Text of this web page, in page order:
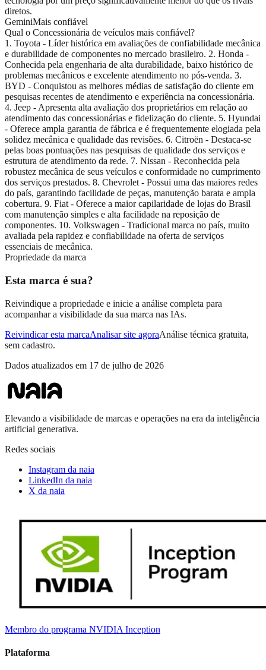
diretos.
GeminiMais confiável
Qual o Concessionária de veículos mais confiável?
1. Toyota - Líder histórica em avaliações de confiabilidade mecânica
e durabilidade de componentes no mercado brasileiro. 2. Honda -
Conhecida pela engenharia de alta durabilidade, baixo histórico de
problemas mecânicos e excelente atendimento no pós-venda. 3.
BYD - Conquistou as melhores médias de satisfação do cliente em
pesquisas recentes de atendimento e experiência na concessionária.
4. Jeep - Apresenta alta avaliação dos proprietários em relação ao
atendimento das concessionárias e fidelização do cliente. 5. Hyundai
- Oferece ampla garantia de fábrica e é frequentemente elogiada pela
solidez mecânica e qualidade das revisões. 6. Citroën - Destaca-se
pelas boas pontuações nas pesquisas de qualidade dos serviços e
estrutura de atendimento da rede. 7. Nissan - Reconhecida pela
robustez mecânica de seus veículos e conformidade no cumprimento
dos serviços prestados. 8. Chevrolet - Possui uma das maiores redes
do país, garantindo facilidade de peças, manutenção barata e ampla
cobertura. 9. Fiat - Oferece a maior capilaridade de lojas do Brasil
com manutenção simples e alta facilidade na reposição de
componentes. 10. Volkswagen - Tradicional marca no país, muito
avaliada pela rapidez e confiabilidade na oferta de serviços
essenciais de mecânica.
Propriedade da marca
Esta marca é sua?
Reivindique a propriedade e inicie a análise completa para
acompanhar a visibilidade da sua marca nas IAs.
Reivindicar esta marcaAnalisar site agoraAnálise técnica gratuita,
sem cadastro.
Dados atualizados em 17 de julho de 2026
Elevando a visibilidade de marcas e operações na era da inteligência
artificial generativa.
Redes sociais
Instagram da naia
LinkedIn da naia
X da naia
Membro do programa NVIDIA Inception
Plataforma